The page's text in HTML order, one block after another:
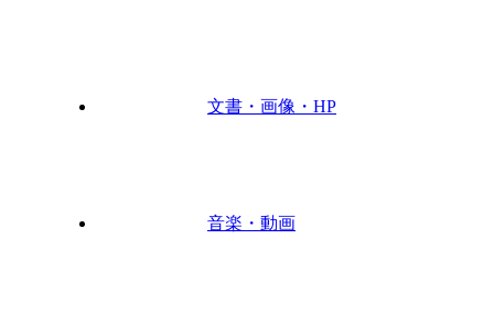
文書・画像・HP
音楽・動画